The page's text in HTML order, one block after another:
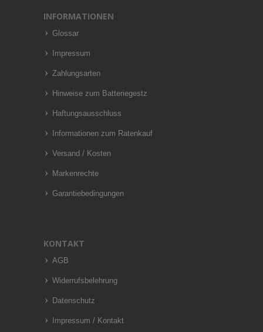
INFORMATIONEN
Glossar
Impressum
Zahlungsarten
Hinweise zum Batteriegestz
Haftungsausschluss
Informationen zum Ratenkauf
Versand / Kosten
Markenrechte
Garantiebedingungen
KONTAKT
AGB
Widerrufsbelehrung
Datenschutz
Impressum / Kontakt